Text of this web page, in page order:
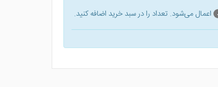
اعمال می‌شود. تعداد را در سبد خرید اضافه کنید.